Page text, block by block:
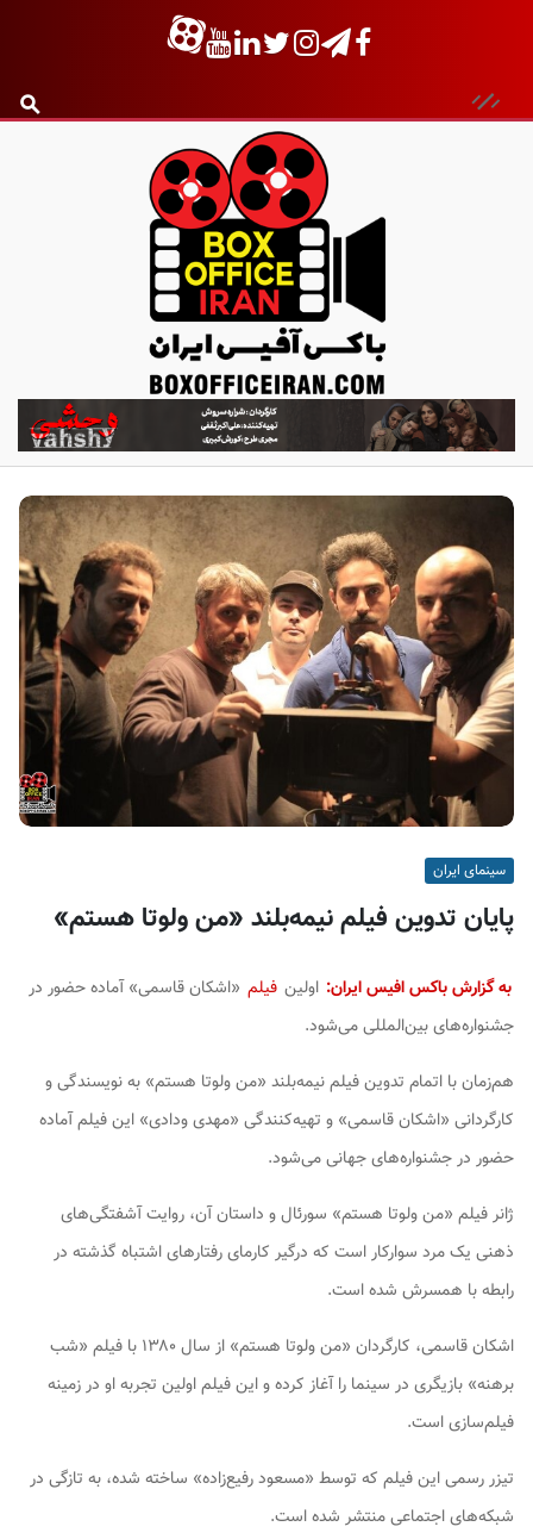
ب
ا
ک
س
ف
ی
س
ا
ی
ر
ا
سینمای ایران
پایان تدوین فیلم نیمه‌بلند «من ولوتا هستم»
به گزارش باکس افیس ایران: اولین فیلم «اشکان قاسمی» آماده حضور در
جشنواره‌های بین‌المللی می‌شود.
هم‌زمان با اتمام تدوین فیلم نیمه‌بلند «من ولوتا هستم» به نویسندگی و
کارگردانی «اشکان قاسمی» و تهیه‌کنندگی «مهدی ودادی» این فیلم آماده
حضور در جشنواره‌های جهانی می‌شود.
ژانر فیلم «من ولوتا هستم» سورئال و داستان آن، روایت آشفتگی‌های
ذهنی یک مرد سوارکار است که درگیر کارمای رفتارهای اشتباه گذشته در
رابطه با همسرش شده است.
اشکان قاسمی، کارگردان «من ولوتا هستم» از سال ۱۳۸۰ با فیلم «شب
برهنه» بازیگری در سینما را آغاز کرده و این فیلم اولین تجربه او در زمینه
فیلم‌سازی است.
تیزر رسمی این فیلم که توسط «مسعود رفیع‌زاده» ساخته شده، به تازگی در
شبکه‌های اجتماعی منتشر شده است.